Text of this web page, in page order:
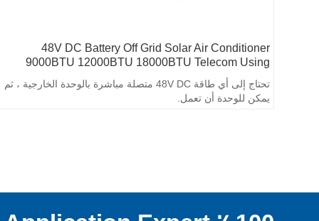
48V DC Battery Off Grid Solar Air Conditioner
9000BTU 12000BTU 18000BTU Telecom Using
تحتاج إلى أي طاقة 48V DC متصلة مباشرة بالوحدة الخارجية ، ثم
يمكن للوحدة أن تعمل.